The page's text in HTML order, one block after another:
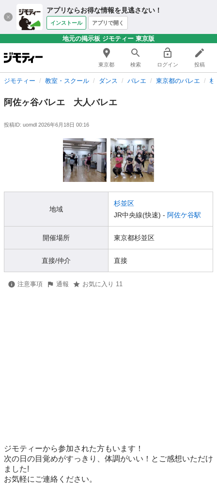
アプリならお得な情報を見逃さない！
インストール アプリで開く
地元の掲示板 ジモティー 東京版
東京都 検索 ログイン 投稿
ジモティー 教室・スクール ダンス バレエ 東京都のバレエ
阿佐ヶ谷バレエ 大人バレエ
投稿ID: uomdl 2026年6月18日 00:16
地域
杉並区
JR中央線(快速) - 阿佐ケ谷駅
開催場所 東京都杉並区
直接/仲介 直接
注意事項 通報 お気に入り 11
ジモティーから参加された方もいます！
次の日の目覚めがすっきり、体調がいい！とご感想いただけ
ました!
お気軽にご連絡ください。